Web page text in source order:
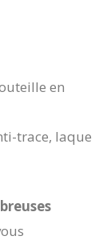
en
trace, laque